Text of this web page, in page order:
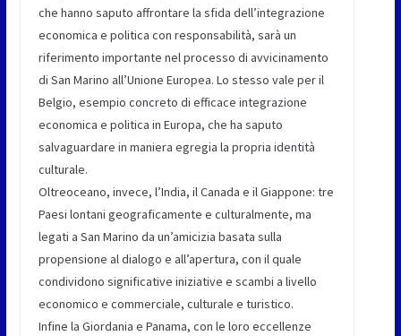
che hanno saputo affrontare la sfida dell’integrazione
economica e politica con responsabilità, sarà un
riferimento importante nel processo di avvicinamento
di San Marino all’Unione Europea. Lo stesso vale per il
Belgio, esempio concreto di efficace integrazione
economica e politica in Europa, che ha saputo
salvaguardare in maniera egregia la propria identità
culturale.
Oltreoceano, invece, l’India, il Canada e il Giappone: tre
Paesi lontani geograficamente e culturalmente, ma
legati a San Marino da un’amicizia basata sulla
propensione al dialogo e all’apertura, con il quale
condividono significative iniziative e scambi a livello
economico e commerciale, culturale e turistico.
Infine la Giordania e Panama, con le loro eccellenze